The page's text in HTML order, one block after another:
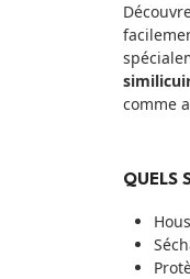
comme
QUELS